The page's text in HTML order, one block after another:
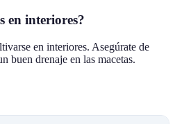
en interiores?
en interiores. Asegúrate de
buen drenaje en las macetas.